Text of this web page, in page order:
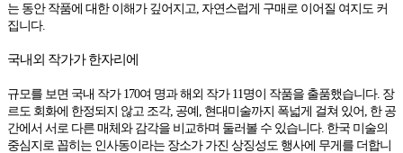
는 동안 작품에 대한 이해가 깊어지고, 자연스럽게 구매로 이어질 여지도 커
집니다.
국내외 작가가 한자리에
규모를 보면 국내 작가 170여 명과 해외 작가 11명이 작품을 출품했습니다. 장
르도 회화에 한정되지 않고 조각, 공예, 현대미술까지 폭넓게 걸쳐 있어, 한 공
간에서 서로 다른 매체와 감각을 비교하며 둘러볼 수 있습니다. 한국 미술의
중심지로 꼽히는 인사동이라는 장소가 가진 상징성도 행사에 무게를 더합니